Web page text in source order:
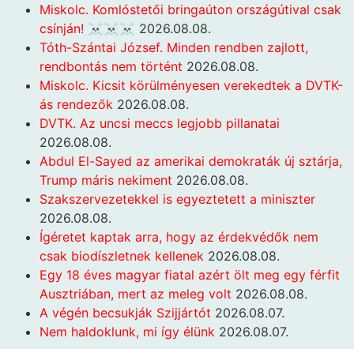
Miskolc. Komlóstetői bringaúton országútival csak
csínján! ☠️☠️☠️ 2026.08.08.
Tóth-Szántai József. Minden rendben zajlott,
rendbontás nem történt 2026.08.08.
Miskolc. Kicsit körülményesen verekedtek a DVTK-
ás rendezők 2026.08.08.
DVTK. Az uncsi meccs legjobb pillanatai
2026.08.08.
Abdul El-Sayed az amerikai demokraták új sztárja,
Trump máris nekiment 2026.08.08.
Szakszervezetekkel is egyeztetett a miniszter
2026.08.08.
Ígéretet kaptak arra, hogy az érdekvédők nem
csak biodíszletnek kellenek 2026.08.08.
Egy 18 éves magyar fiatal azért ölt meg egy férfit
Ausztriában, mert az meleg volt 2026.08.08.
A végén becsukják Szijjártót 2026.08.07.
Nem haldoklunk, mi így élünk 2026.08.07.